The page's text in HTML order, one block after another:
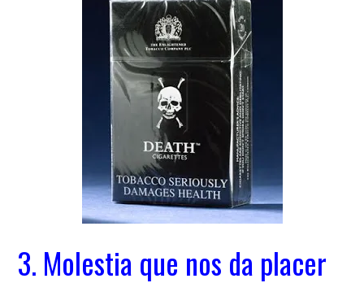
3. Molestia que nos da placer